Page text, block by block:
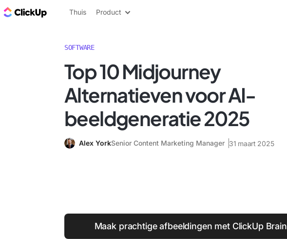
ClickUp Blog
Thuis Product
SOFTWARE
Top 10 Midjourney
Alternatieven voor AI-
beeldgeneratie 2025
Alex YorkSenior Content Marketing Manager 31 maart 2025
Maak prachtige afbeeldingen met ClickUp Brain